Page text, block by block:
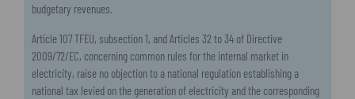
budgetary revenues.
Article 107 TFEU, subsection 1, and Articles 32 to 34 of Directive
2009/72/EC, concerning common rules for the internal market in
electricity, raise no objection to a national regulation establishing a
national tax levied on the generation of electricity and the corresponding